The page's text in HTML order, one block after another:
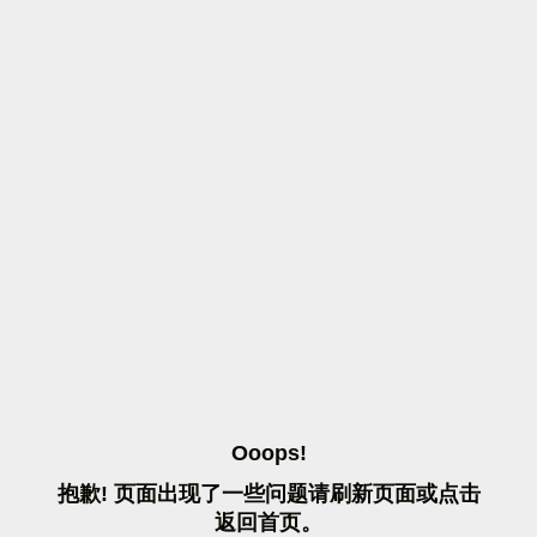
OOOPS!
抱歉! 页面出现了一些问题请刷 新页面或点击
返 回首页。